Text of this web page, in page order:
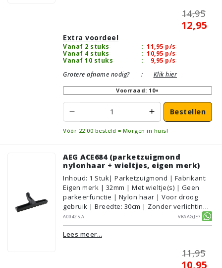
14,95
12,95
Extra voordeel
Vanaf 2 stuks : 11,95 p/s
Vanaf 4 stuks
: 10,95 p/s
Vanaf 10 stuks
: 9,95 p/s
Grotere afname nodig?
: Klik hier
Voorraad: 10+
Bestellen
Vóór 22:00 besteld = Morgen in huis!
AEG ACE684 (parketzuigmond
nylonhaar + wieltjes, eigen merk)
Inhoud: 1 Stuk| Parketzuigmond | Fabrikant:
Eigen merk | 32mm | Met wieltje(s) | Geen
parkeerfunctie | Nylon haar | Voor droog
gebruik | Breedte: 30cm | Zonder verlichting |
Zonder kliksysteem | Zwart | Alternatief |
Geschikt voor vloertype: Plavuizen/Tegels,
Parket/Laminaat, PVC/Vinyl
A00425.A Vraagje?
Lees meer...
11,95
10,95